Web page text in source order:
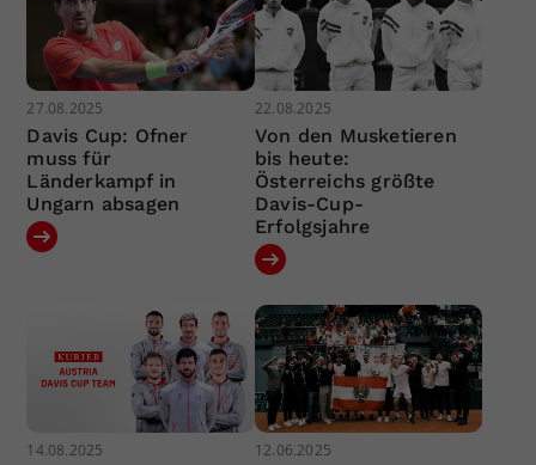
27.08.2025
Davis Cup: Ofner
muss für
Länderkampf in
Ungarn absagen
22.08.2025
Von den Musketieren
bis heute:
Österreichs größte
Davis-Cup-
Erfolgsjahre
14.08.2025 12.06.2025